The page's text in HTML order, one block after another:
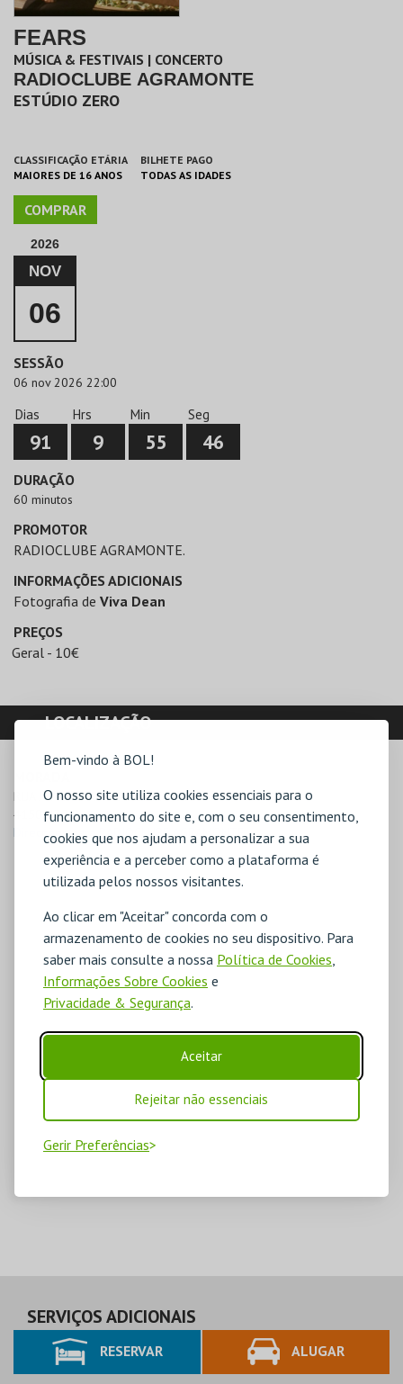
Bem-vindo à BOL!
O nosso site utiliza cookies essenciais para o
funcionamento do site e, com o seu consentimento,
cookies que nos ajudam a personalizar a sua
experiência e a perceber como a plataforma é
utilizada pelos nossos visitantes.
Ao clicar em "Aceitar" concorda com o
armazenamento de cookies no seu dispositivo. Para
saber mais consulte a nossa Política de Cookies,
Informações Sobre Cookies e
Privacidade & Segurança.
Aceitar
Rejeitar não essenciais
Gerir Preferências
FEARS
MÚSICA & FESTIVAIS | CONCERTO
RADIOCLUBE AGRAMONTE
ESTÚDIO ZERO
CLASSIFICAÇÃO ETÁRIA
MAIORES DE 16 ANOS
BILHETE PAGO
TODAS AS IDADES
COMPRAR
2026
NOV
06
SESSÃO
06 nov 2026 22:00
Dias
91
Hrs
9
Min
55
Seg
46
DURAÇÃO
60 minutos
PROMOTOR
RADIOCLUBE AGRAMONTE.
INFORMAÇÕES ADICIONAIS
Fotografia de Viva Dean
PREÇOS
Geral - 10€
LOCALIZAÇÃO
RUA JOÃO MARTINS BRANCO 180
4150-430 Porto
Direcções para RADIOCLUBE AGRAMONTE
SERVIÇOS ADICIONAIS
RESERVAR ALUGAR